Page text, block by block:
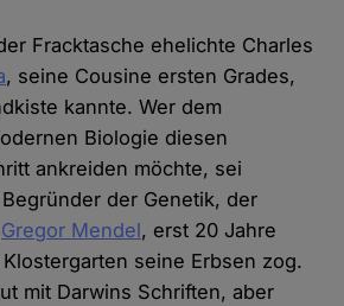
Fracktasche ehelichte Charles
, seine Cousine ersten Grades,
kannte. Wer dem
Biologie diesen
ankreiden möchte, sei
der Genetik, der
Gregor Mendel, erst 20 Jahre
seine Erbsen zog.
mit Darwins Schriften, aber